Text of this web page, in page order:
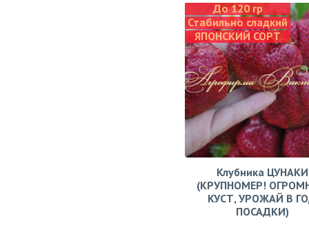
До 120 гр
Стабильно сладкий
ЯПОНСКИЙ СОРТ
Клубника ЦУНАКИ
(КРУПНОМЕР!
КУСТ, УРОЖАЙ В
ПОСАДКИ)